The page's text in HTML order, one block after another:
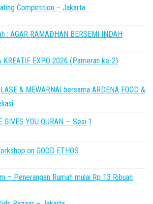
Competition – Jakarta
: AGAR RAMADHAN BERSEMI INDAH
KREATIF EXPO 2026 (Pameran ke-2)
& MEWARNAI bersama ARDENA FOOD &
GIVES YOU QURAN — Sesi 1
on GOOD ETHOS
– Penerangan Rumah mulai Rp 13 Ribuan